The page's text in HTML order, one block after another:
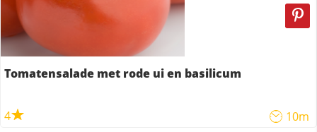
Tomatensalade met rode ui en basilicum
4 10m